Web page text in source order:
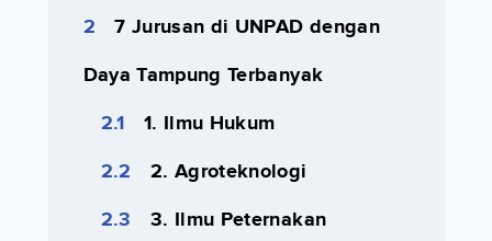
7 Jurusan di UNPAD dengan
Daya Tampung Terbanyak
1. Ilmu Hukum
2. Agroteknologi
3. Ilmu Peternakan